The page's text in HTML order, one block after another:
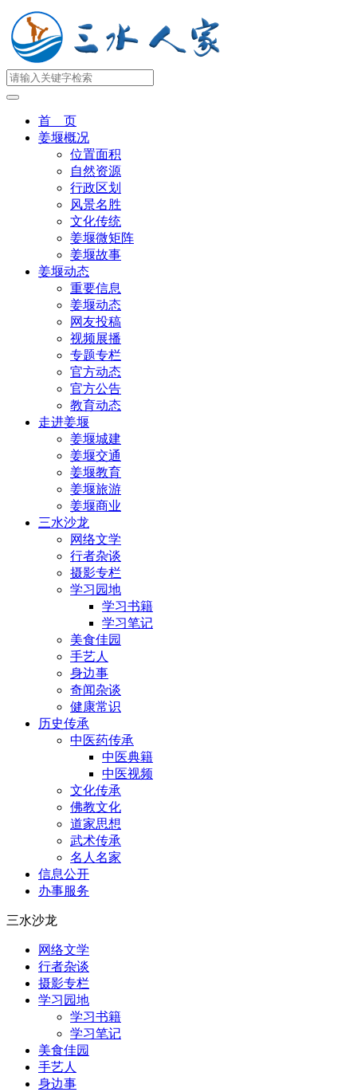
首 页
姜堰概况
位置面积
自然资源
行政区划
风景名胜
文化传统
姜堰微矩阵
姜堰故事
姜堰动态
重要信息
姜堰动态
网友投稿
视频展播
专题专栏
官方动态
官方公告
教育动态
走进姜堰
姜堰城建
姜堰交通
姜堰教育
姜堰旅游
姜堰商业
三水沙龙
网络文学
行者杂谈
摄影专栏
学习园地
学习书籍
学习笔记
美食佳园
手艺人
身边事
奇闻杂谈
健康常识
历史传承
中医药传承
中医典籍
中医视频
文化传承
佛教文化
道家思想
武术传承
名人名家
信息公开
办事服务
三水沙龙
网络文学
行者杂谈
摄影专栏
学习园地
学习书籍
学习笔记
美食佳园
手艺人
身边事